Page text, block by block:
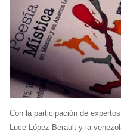
Con la participación de
Luce López-Berault y la